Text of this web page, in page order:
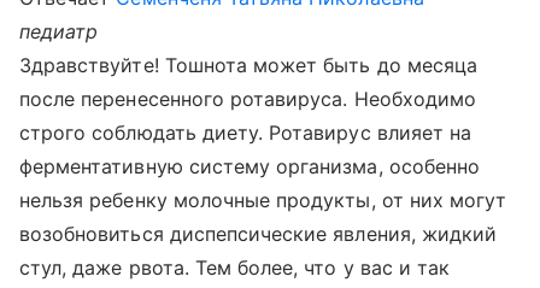
педиатр
Здравствуйте! Тошнота может быть до месяца
после перенесенного ротавируса. Необходимо
строго соблюдать диету. Ротавирус влияет на
ферментативную систему организма, особенно
нельзя ребенку молочные продукты, от них могут
возобновиться диспепсические явления, жидкий
стул, даже рвота. Тем более, что у вас и так